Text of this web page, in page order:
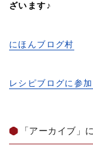
ざいます♪
にほんブログ村
レシピブログに参
「アーカイブ」